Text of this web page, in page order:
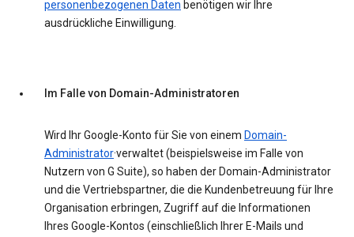
personenbezogenen Daten benötigen wir Ihre
ausdrückliche Einwilligung.
Im Falle von Domain-Administratoren
Wird Ihr Google-Konto für Sie von einem Domain-
Administrator·verwaltet (beispielsweise im Falle von
Nutzern von G Suite), so haben der Domain-Administrator
und die Vertriebspartner, die die Kundenbetreuung für Ihre
Organisation erbringen, Zugriff auf die Informationen
Ihres Google-Kontos (einschließlich Ihrer E-Mails und